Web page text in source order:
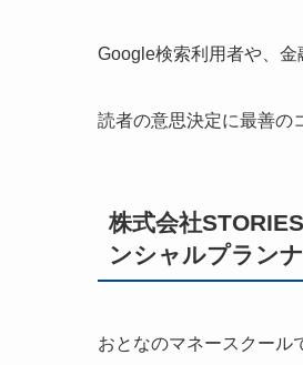
Google検索利用者や、金
読者の意思決定に最善の
株式会社
ンシャルプラン
おとなのマネースクール